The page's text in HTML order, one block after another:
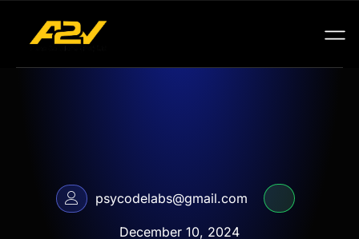
psycodelabs@gmail.com
December 10, 2024